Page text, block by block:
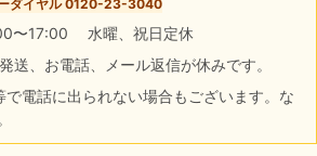
ダイヤル 0120-23-3040
〜17:00 水曜、祝日定休
送、お電話、メール返信が休みです。
電話に出られない場合もございます。な